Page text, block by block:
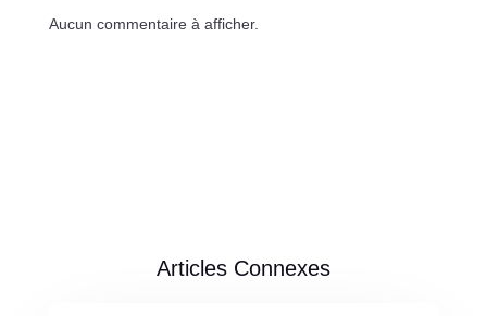
Aucun commentaire à afficher.
Articles Connexes